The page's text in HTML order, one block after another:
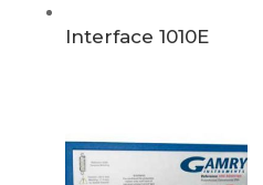
Interface 1010E